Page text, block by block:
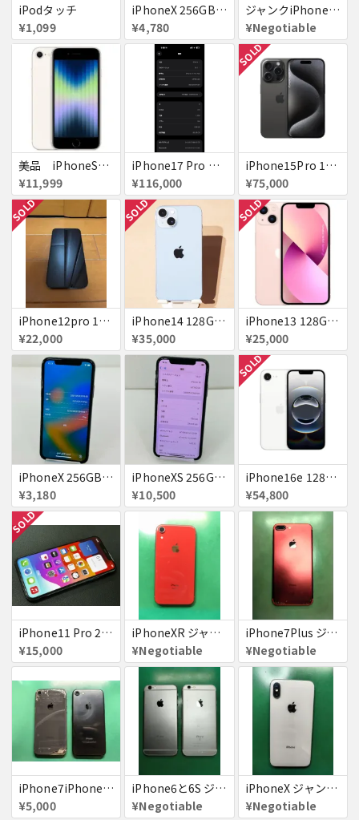
iPodタッチ
¥1,099
iPhoneX 256GB ▲softbank ジャンク スペースグレイ A1902 送料無料
¥4,780
ジャンクiPhone13ProMax 128GB ドコモ
¥Negotiable
美品 iPhoneSE２ ｉＯＳ１８
¥11,999
iPhone17 Pro Max 256GB 画面割れ
¥116,000
SOLD
iPhone15Pro 128GB ブラックチタニウム au
¥75,000
SOLD
iPhone12pro 128GB ブルー 赤ロム
¥22,000
SOLD
iPhone14 128GB Blue au 送料無料
¥35,000
SOLD
iPhone13 128GB ピンク docomo 送料無料
¥25,000
iPhoneX 256GB 赤ロム au ジャンク スペースグレイ A1902 送料無料
¥3,180
iPhoneXS 256GB 赤ロム 超美品 SoftBank ジャンク スペースグレイ MTE02J/A 送料無料
¥10,500
SOLD
iPhone16e 128GB ホワイト 送料無料
¥54,800
SOLD
iPhone11 Pro 256GB ジャンク品
¥15,000
iPhoneXR ジャンク品
¥Negotiable
iPhone7Plus ジャンク品
¥Negotiable
iPhone7iPhone8ジャンク
¥5,000
iPhone6と6S ジャンク品
¥Negotiable
iPhoneX ジャンク品
¥Negotiable